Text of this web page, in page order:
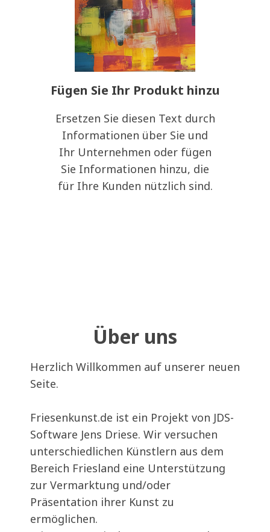
Fügen Sie Ihr Produkt hinzu
Ersetzen Sie diesen Text durch
Informationen über Sie und
Ihr Unternehmen oder fügen
Sie Informationen hinzu, die
für Ihre Kunden nützlich sind.
Über uns
Herzlich Willkommen auf unserer neuen
Seite.
Friesenkunst.de ist ein Projekt von JDS-
Software Jens Driese. Wir versuchen
unterschiedlichen Künstlern aus dem
Bereich Friesland eine Unterstützung
zur Vermarktung und/oder
Präsentation ihrer Kunst zu
ermöglichen.